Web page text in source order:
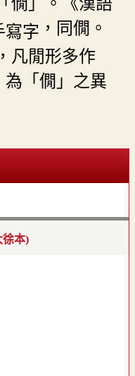
，同僩。
凡閒形多作
為「僩」之異
徐本)